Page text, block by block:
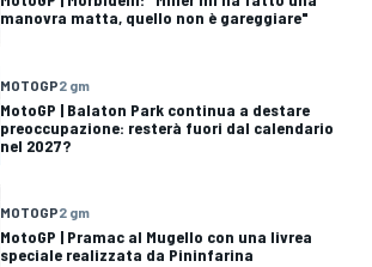
manovra matta, quello non è gareggiare"
MOTOGP2 gm
MotoGP | Balaton Park continua a destare
preoccupazione: resterà fuori dal calendario
nel 2027?
MOTOGP2 gm
MotoGP | Pramac al Mugello con una livrea
speciale realizzata da Pininfarina